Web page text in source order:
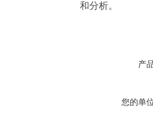
和分析。
产
您的单